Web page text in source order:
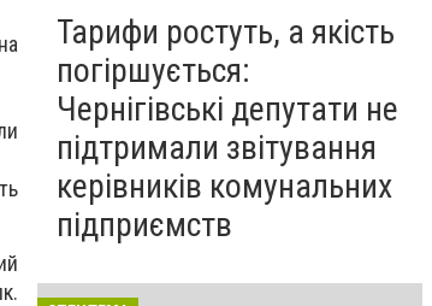
Тарифи ростуть, а якість
погіршується:
Чернігівські депутати не
підтримали звітування
керівників комунальних
підприємств